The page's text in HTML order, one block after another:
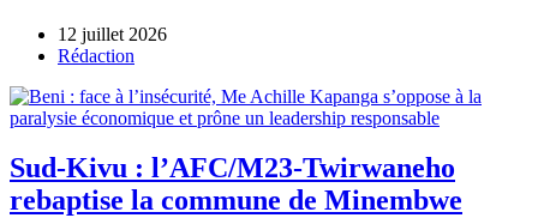
12 juillet 2026
Author
Rédaction
Sud-Kivu : l’AFC/M23-Twirwaneho
rebaptise la commune de Minembwe